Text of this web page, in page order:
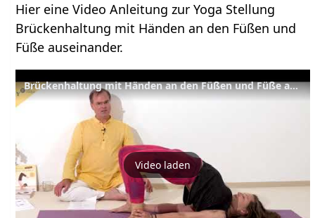
Hier eine Video Anleitung zur Yoga Stellung
Brückenhaltung mit Händen an den Füßen und
Füße auseinander.
Brückenhaltung mit Händen an den Füßen und Füße auseinander - Yoga Asana Lexikon
Video laden